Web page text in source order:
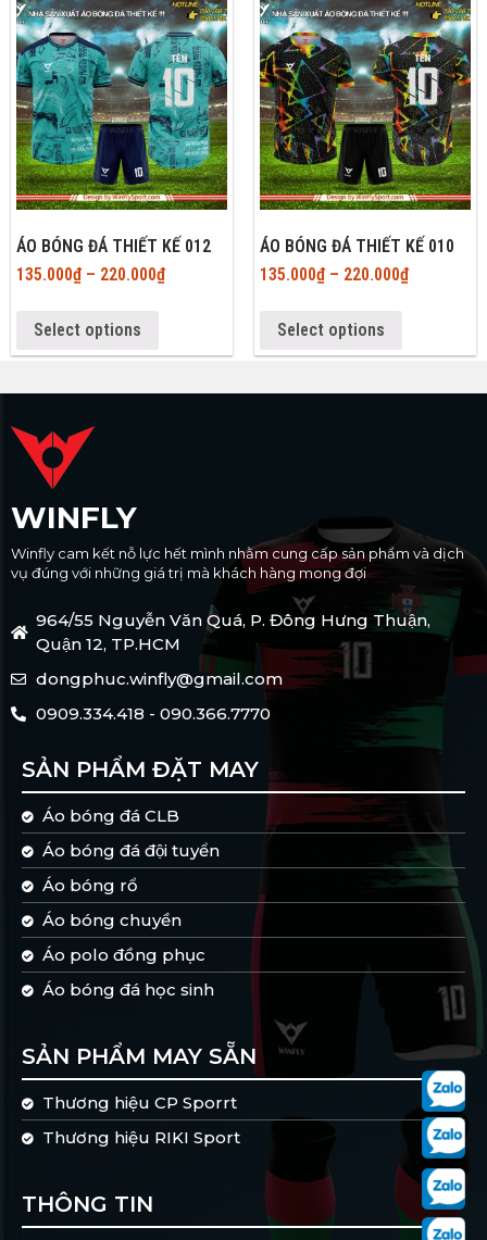
ÁO BÓNG ĐÁ THIẾT KẾ 012
135.000₫– 220.000₫
Select options
ÁO BÓNG ĐÁ THIẾT KẾ 010
135.000₫– 220.000₫
Select options
WINFLY
Winfly cam kết nỗ lực hết mình nhằm cung cấp sản phẩm và dịch
vụ đúng với những giá trị mà khách hàng mong đợi
964/55 Nguyễn Văn Quá, P. Đông Hưng Thuận,
Quận 12, TP.HCM
dongphuc.winfly@gmail.com
0909.334.418 - 090.366.7770
SẢN PHẨM ĐẶT MAY
Áo bóng đá CLB
Áo bóng đá đội tuyển
Áo bóng rổ
Áo bóng chuyền
Áo polo đồng phục
Áo bóng đá học sinh
SẢN PHẨM MAY SẴN
Thương hiệu CP Sporrt
Thương hiệu RIKI Sport
THÔNG TIN